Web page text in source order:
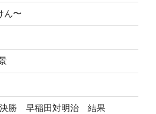
ん〜
決勝 早稲田対明治 結果